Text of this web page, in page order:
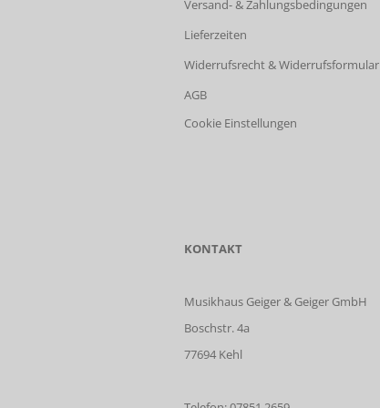
Versand- & Zahlungsbedingungen
Lieferzeiten
Widerrufsrecht & Widerrufsformular
AGB
Cookie Einstellungen
KONTAKT
Musikhaus Geiger & Geiger GmbH
Boschstr. 4a
77694 Kehl